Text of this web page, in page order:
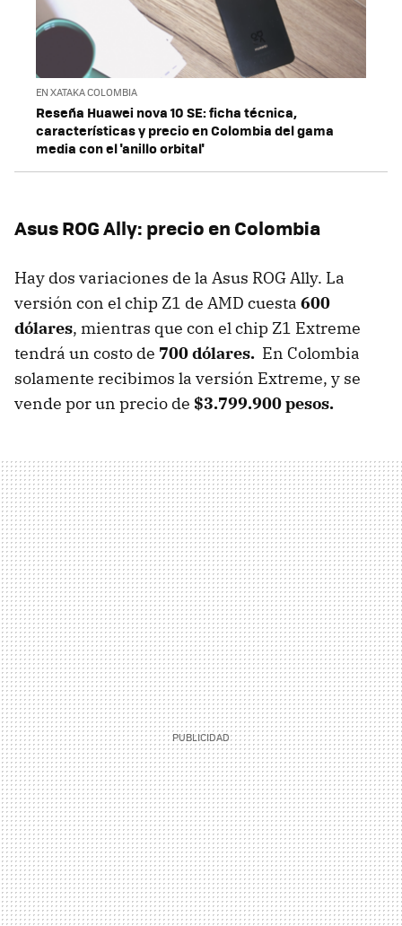
EN XATAKA COLOMBIA
Reseña Huawei nova 10 SE: ficha técnica,
características y precio en Colombia del gama
media con el 'anillo orbital'
Asus ROG Ally: precio en Colombia
Hay dos variaciones de la Asus ROG Ally. La
versión con el chip Z1 de AMD cuesta 600
dólares, mientras que con el chip Z1 Extreme
tendrá un costo de 700 dólares. En Colombia
solamente recibimos la versión Extreme, y se
vende por un precio de $3.799.900 pesos.